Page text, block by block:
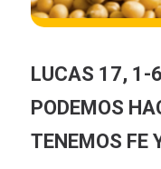
LUCAS 17, 1-
PODEMOS
TENEMOS FE